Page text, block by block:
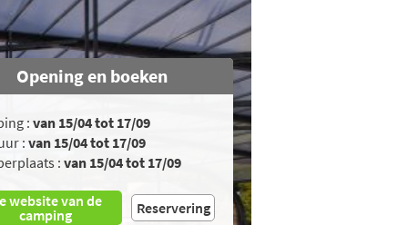
Opening en boeken
: van 15/04 tot 17/09
: van 15/04 tot 17/09
: van 15/04 tot 17/09
website van de
camping
Reservering